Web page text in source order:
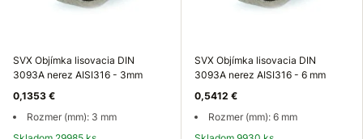
SVX Objímka lisovacia DIN
3093A nerez AISI316 - 3mm
0,1353 €
Rozmer (mm): 3 mm
SVX Objímka lisovacia DIN
3093A nerez AISI316 - 6 mm
0,5412 €
Rozmer (mm): 6 mm